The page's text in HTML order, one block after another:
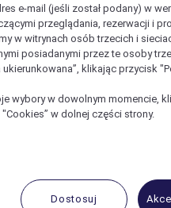
e-mail (jeśli został podany) w
przeglądania, rezerwacji i
w witrynach osób trzecich i
posiadanymi przez te osoby
ukierunkowana”, klikając przycisk
wybory w dowolnym momencie,
w dolnej części strony.
Dostosuj